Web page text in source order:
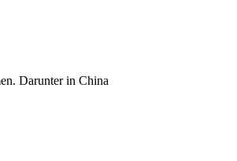
Darunter in China